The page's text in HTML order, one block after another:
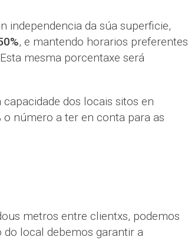
independencia da súa superficie,
, e mantendo horarios preferentes
mesma porcentaxe será
dos locais sitos en
o número a ter en conta para as
metros entre clientxs, podemos
local debemos garantir a